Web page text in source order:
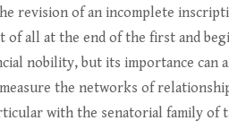
revision of an incomplete
of all at the end of the first and
nobility, but its importance can
the networks of
with the senatorial family of